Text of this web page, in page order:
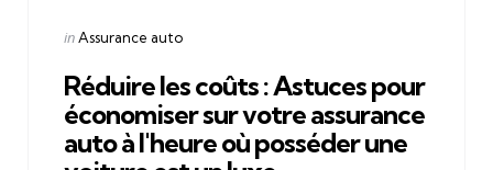
Posted
inAssurance auto
Réduire les coûts : Astuces pour
économiser sur votre assurance
auto à l'heure où posséder une